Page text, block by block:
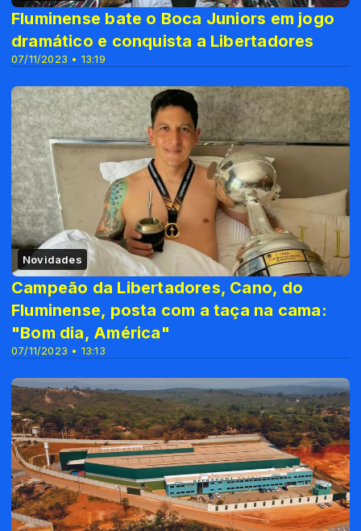
07/11/2023 • 13:19
Fluminense bate o Boca Juniors em jogo
dramático e conquista a Libertadores
Novidades
07/11/2023 • 13:13
Campeão da Libertadores, Cano, do
Fluminense, posta com a taça na cama:
"Bom dia, América"